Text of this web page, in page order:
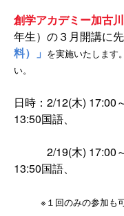
創学アカデミー加古
年生）の３月開講に先
料）」 を実施いたします
い。
日時：2/12(木) 17:00
13:50国語、
2/19(木) 17:00～
13:50国語、
※１回のみの参加も可